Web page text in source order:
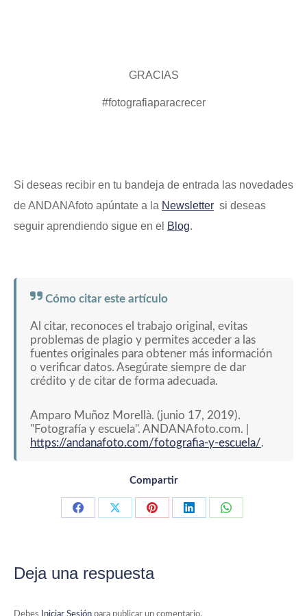
GRACIAS
#fotografiaparacrecer
Si deseas recibir en tu bandeja de entrada las novedades
de ANDANAfoto apúntate a la Newsletter si deseas
seguir aprendiendo sigue en el Blog.
Cómo citar este artículo
Al citar, reconoces el trabajo original, evitas
problemas de plagio y permites acceder a las
fuentes originales para obtener más información
o verificar datos. Asegúrate siempre de dar
crédito y de citar de forma adecuada.
Amparo Muñoz Morellà. (junio 17, 2019).
"Fotografía y escuela". ANDANAfoto.com. |
https://andanafoto.com/fotografia-y-escuela/.
Compartir
Compartir con Facebook
Compartir con X
Compartir con Pinterest
Compartir con LinkedIn
Compartir con
Deja una respuesta
Debes Iniciar Sesión para publicar un comentario.